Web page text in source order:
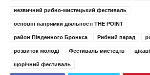
незвичний рибно-мистецький фестиваль
основні напрямки діяльності THE POINT
район Південного Бронкса Рибний парад
розвиток молоді Фестиваль мистецтв
щорічний фестиваль